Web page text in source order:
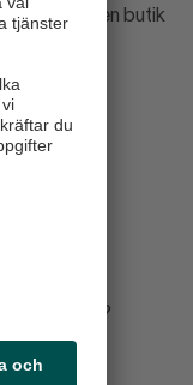
driver en liten butik
ser du?